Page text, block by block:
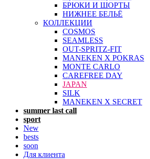
БРЮКИ И ШОРТЫ
НИЖНЕЕ БЕЛЬЁ
КОЛЛЕКЦИИ
COSMOS
SEAMLESS
OUT-SPRITZ-FIT
MANEKEN X POKRAS
MONTE CARLO
CAREFREE DAY
JAPAN
SILK
MANEKEN X SECRET
summer last call
sport
New
bests
soon
Для клиента